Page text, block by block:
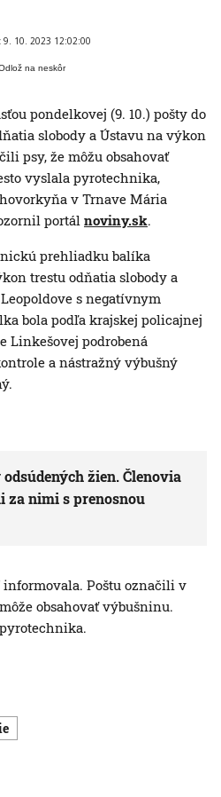
9. 10. 2023 12:02:00
na neskôr
pondelkovej (9. 10.) pošty do
slobody a Ústavu na výkon
psy, že môžu obsahovať
vyslala pyrotechnika,
v Trnave Mária
portál noviny.sk.
prehliadku balíka
trestu odňatia slobody a
s negatívnym
bola podľa krajskej policajnej
Linkešovej podrobená
a nástražný výbušný
žien. Členovia
za nimi s prenosnou
informovala. Poštu označili v
obsahovať výbušninu.